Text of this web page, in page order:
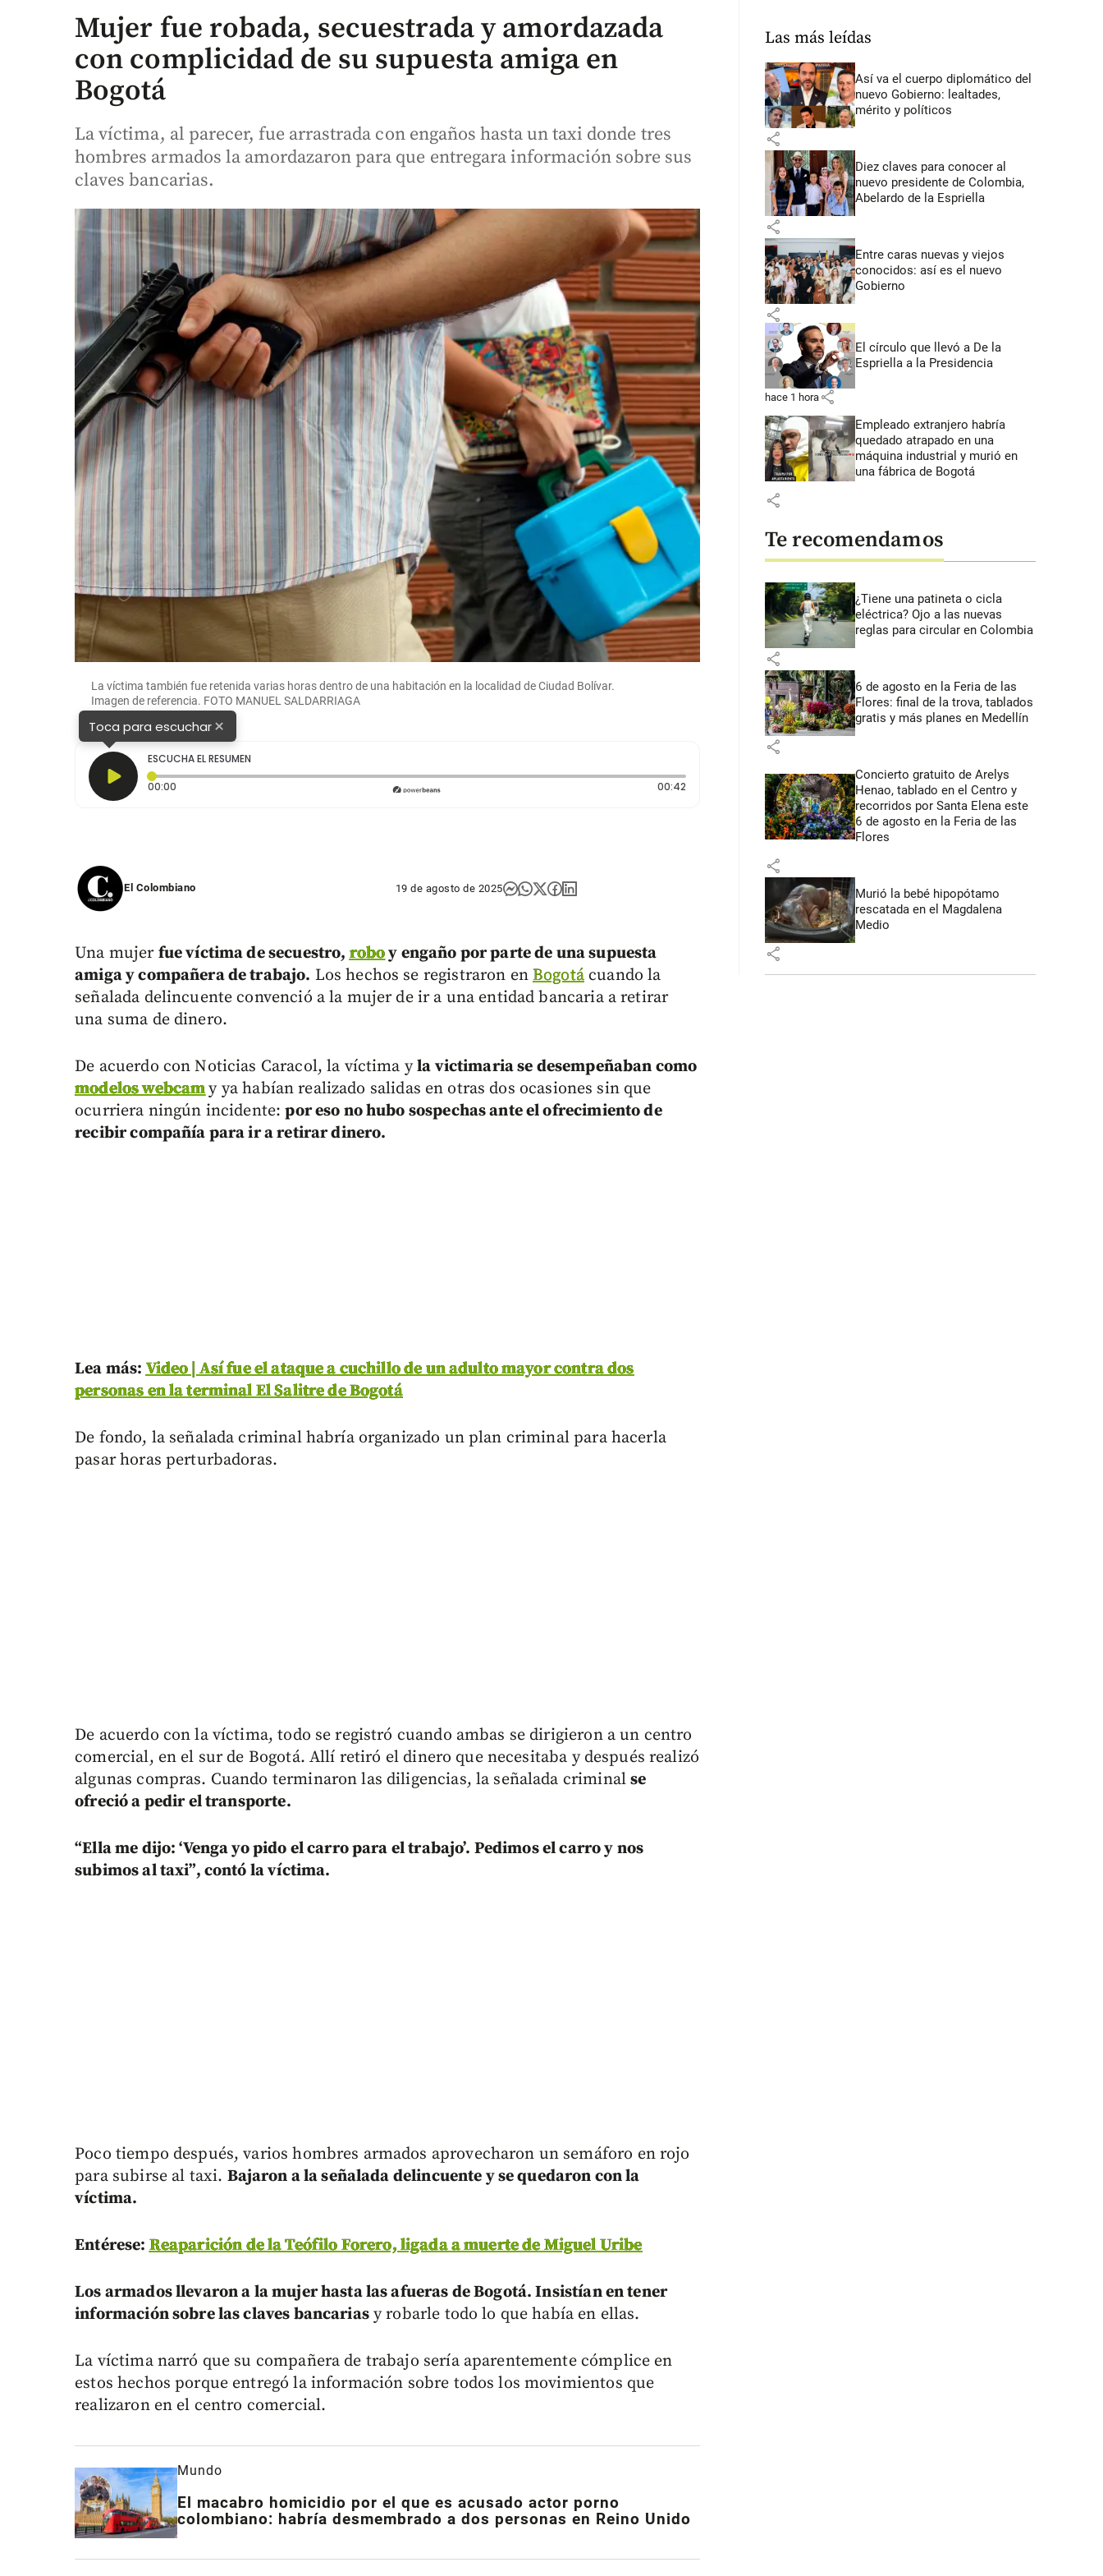
Mujer fue robada, secuestrada y amordazada
con complicidad de su supuesta amiga en
Bogotá
La víctima, al parecer, fue arrastrada con engaños hasta un taxi donde tres
hombres armados la amordazaron para que entregara información sobre sus
claves bancarias.
La víctima también fue retenida varias horas dentro de una habitación en la localidad de Ciudad Bolívar.
Imagen de referencia. FOTO MANUEL SALDARRIAGA
Toca para escuchar×
ESCUCHA EL RESUMEN
00:00
00:42Duración: 42 segundos
El Colombiano 19 de agosto de 2025
Una mujer fue víctima de secuestro,roboy engaño por parte de una supuesta
amiga y compañera de trabajo. Los hechos se registraron enBogotácuando la
señalada delincuente convenció a la mujer de ir a una entidad bancaria a retirar
una suma de dinero.
De acuerdo con Noticias Caracol, la víctima yla victimaria se desempeñaban como
modelos webcamy ya habían realizado salidas en otras dos ocasiones sin que
ocurriera ningún incidente:por eso no hubo sospechas ante el ofrecimiento de
recibir compañía para ir a retirar dinero.
Lea más:Video | Así fue el ataque a cuchillo de un adulto mayor contra dos
personas en la terminal El Salitre de Bogotá
De fondo, la señalada criminal habría organizado un plan criminal para hacerla
pasar horas perturbadoras.
De acuerdo con la víctima, todo se registró cuando ambas se dirigieron a un centro
comercial, en el sur de Bogotá. Allí retiró el dinero que necesitaba y después realizó
algunas compras. Cuando terminaron las diligencias, la señalada criminalse
ofreció a pedir el transporte.
“Ella me dijo: ‘Venga yo pido el carro para el trabajo’. Pedimos el carro y nos
subimos al taxi”, contó la víctima.
Poco tiempo después, varios hombres armados aprovecharon un semáforo en rojo
para subirse al taxi. Bajaron a la señalada delincuente y se quedaron con la
víctima.
Entérese:Reaparición de la Teófilo Forero, ligada a muerte de Miguel Uribe
Los armados llevaron a la mujer hasta las afueras de Bogotá. Insistían en tener
información sobre las claves bancariasy robarle todo lo que había en ellas.
La víctima narró que su compañera de trabajo sería aparentemente cómplice en
estos hechos porque entregó la información sobre todos los movimientos que
realizaron en el centro comercial.
Mundo
El macabro homicidio por el que es acusado actor porno
colombiano: habría desmembrado a dos personas en Reino Unido
Las más leídas
Así va el cuerpo diplomático del
nuevo Gobierno: lealtades,
mérito y políticos
share
Diez claves para conocer al
nuevo presidente de Colombia,
Abelardo de la Espriella
share
Entre caras nuevas y viejos
conocidos: así es el nuevo
Gobierno
share
El círculo que llevó a De la
Espriella a la Presidencia
hace 1 hora share
Empleado extranjero habría
quedado atrapado en una
máquina industrial y murió en
una fábrica de Bogotá
share
Te recomendamos
¿Tiene una patineta o cicla
eléctrica? Ojo a las nuevas
reglas para circular en Colombia
share
6 de agosto en la Feria de las
Flores: final de la trova, tablados
gratis y más planes en Medellín
share
Concierto gratuito de Arelys
Henao, tablado en el Centro y
recorridos por Santa Elena este
6 de agosto en la Feria de las
Flores
share
Murió la bebé hipopótamo
rescatada en el Magdalena
Medio
share